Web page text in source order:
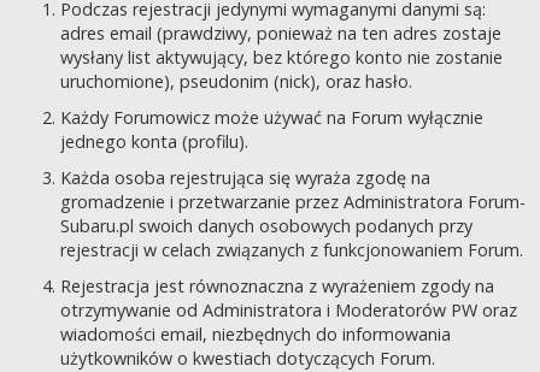
Podczas rejestracji jedynymi wymaganymi danymi są:
adres email (prawdziwy, ponieważ na ten adres zostaje
wysłany list aktywujący, bez którego konto nie zostanie
uruchomione), pseudonim (nick), oraz hasło.
Każdy Forumowicz może używać na Forum wyłącznie
jednego konta (profilu).
Każda osoba rejestrująca się wyraża zgodę na
gromadzenie i przetwarzanie przez Administratora Forum-
Subaru.pl swoich danych osobowych podanych przy
rejestracji w celach związanych z funkcjonowaniem Forum.
Rejestracja jest równoznaczna z wyrażeniem zgody na
otrzymywanie od Administratora i Moderatorów PW oraz
wiadomości email, niezbędnych do informowania
użytkowników o kwestiach dotyczących Forum.